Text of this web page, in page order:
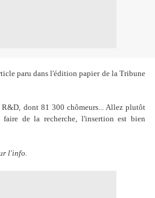
paru dans l'édition papier de la Tribune
R&D, dont 81 300 chômeurs... Allez plutôt
de la recherche, l'insertion est bien
l'info.